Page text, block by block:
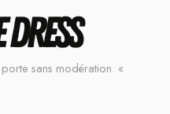
sans modération. «